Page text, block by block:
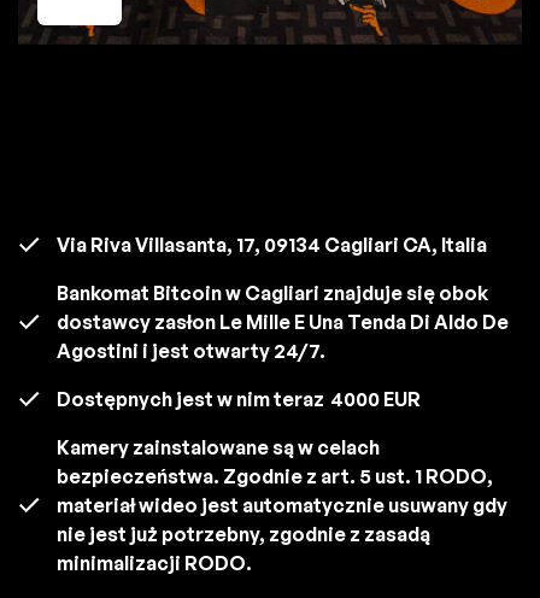
Via Riva Villasanta, 17, 09134 Cagliari CA, Italia
Bankomat Bitcoin w Cagliari znajduje się obok
dostawcy zasłon Le Mille E Una Tenda Di Aldo De
Agostini i jest otwarty 24/7.
Dostępnych jest w nim teraz 4000 EUR
Kamery zainstalowane są w celach
bezpieczeństwa. Zgodnie z art. 5 ust. 1 RODO,
materiał wideo jest automatycznie usuwany gdy
nie jest już potrzebny, zgodnie z zasadą
minimalizacji RODO.